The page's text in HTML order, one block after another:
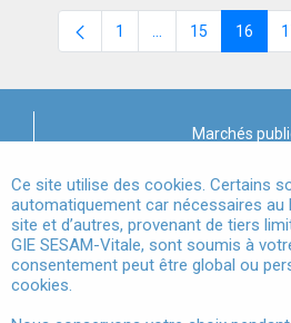
Page
1 PagesPage
15 Page
16
Marchés
Mentions
Conditions Générales
Données à Caractère
Accessibilité
Ce site utilise des cookies. Certains
automatiquement car nécessaires
site et d’autres, provenant de tiers
GIE SESAM-Vitale, sont soumis à
consentement peut être global ou
cookies.